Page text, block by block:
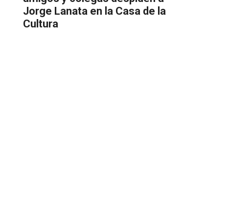
Jorge Lanata en la Casa de la
Cultura